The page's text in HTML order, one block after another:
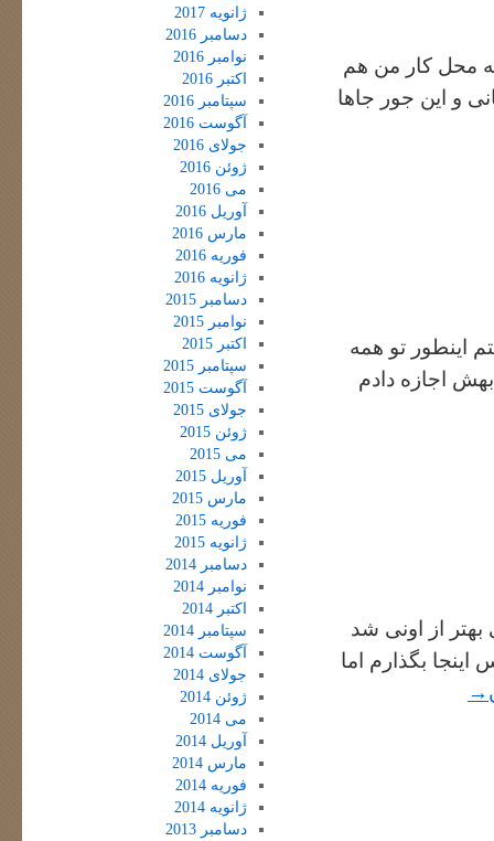
محل کار من هم
و این جور جاها
اینطور تو همه
اجازه دادم
از اونی شد
بگذارم اما
→
ژانویه 2017
دسامبر 2016
نوامبر 2016
اکتبر 2016
سپتامبر 2016
آگوست 2016
جولای 2016
ژوئن 2016
می 2016
آوریل 2016
مارس 2016
فوریه 2016
ژانویه 2016
دسامبر 2015
نوامبر 2015
اکتبر 2015
سپتامبر 2015
آگوست 2015
جولای 2015
ژوئن 2015
می 2015
آوریل 2015
مارس 2015
فوریه 2015
ژانویه 2015
دسامبر 2014
نوامبر 2014
اکتبر 2014
سپتامبر 2014
آگوست 2014
جولای 2014
ژوئن 2014
می 2014
آوریل 2014
مارس 2014
فوریه 2014
ژانویه 2014
دسامبر 2013